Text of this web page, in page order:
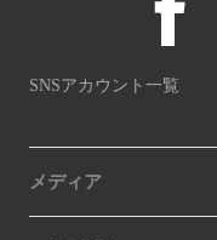
SNSアカウント一覧
メディア